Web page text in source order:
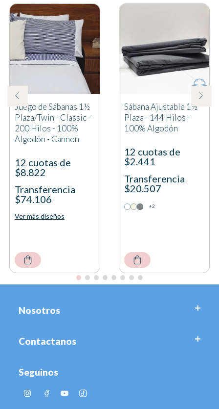
Juego de Sábanas 1½
Plaza/Twin - Classic -
200 Hilos - 100%
Algodón - Cannon
12 cuotas de
$8.822
Transferencia
$74.106
Ver más diseños
Sábana Ajustable 1½
Plaza - 144 Hilos -
100% Algodón
12 cuotas de
$2.441
Transferencia
$20.507
+2
Nosotros
Contactanos
Seguinos